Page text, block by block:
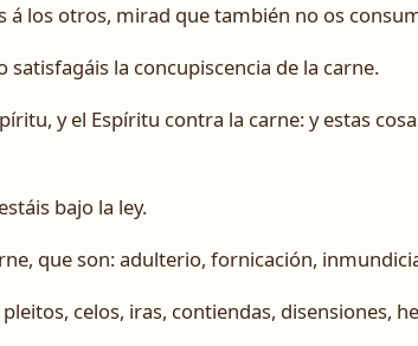
á los otros, mirad que también no os
satisfagáis la concupiscencia de la carne.
y el Espíritu contra la carne: y estas
bajo la ley.
que son: adulterio, fornicación,
celos, iras, contiendas, disensiones,